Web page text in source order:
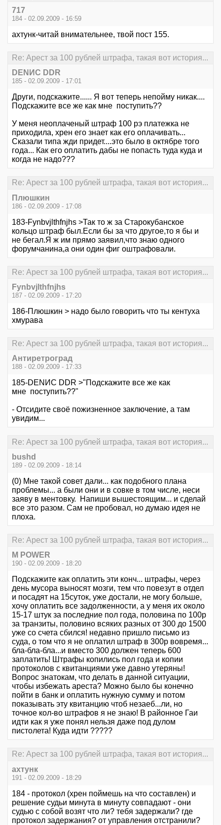
717
184 - 02.09.2009 - 16:59
ахтунк-читай внимательнее, твой пост 155.
Re: Арест за 100 рублей штрафа, такая вот история...
DENИС DDR
185 - 02.09.2009 - 17:01
Други, подскажите...... Я вот теперь непойму никак....
Подскажите все же как мне поступить??
У меня неоплаченый штраф 100 рэ платежка не
приходила, хрен его знает как его оплачивать...
Сказали типа жди придет....это было в октябре того
года... Как его оплатить дабы не попасть туда куда и
когда не надо???
Re: Арест за 100 рублей штрафа, такая вот история...
Плюшкин
186 - 02.09.2009 - 17:08
183-Fynbvjlthfnjhs >Так то ж за Старокубанское
кольцо штраф был.Если бы за что другое,то я бы и
не бегал.Я ж им прямо заявил,что знаю одного
форумчанина,а они один фиг оштрафовали.
Re: Арест за 100 рублей штрафа, такая вот история...
Fynbvjlthfnjhs
187 - 02.09.2009 - 17:20
186-Плюшкин > надо было говорить что ты кентуха
хмурава
Re: Арест за 100 рублей штрафа, такая вот история...
Антиретроград
188 - 02.09.2009 - 17:33
185-DENИС DDR >"Подскажите все же как
мне поступить??"
- Отсидите своё пожизненное заключение, а там
увидим...
Re: Арест за 100 рублей штрафа, такая вот история...
bushd
189 - 02.09.2009 - 18:14
(0) Мне такой совет дали... как подобного плана
проблемы... а были они и в совке в том числе, неси
заяву в ментовку. Напиши вышестоящим... и сделай
все это разом. Сам не пробовал, но думаю идея не
плоха.
Re: Арест за 100 рублей штрафа, такая вот история...
M POWER
190 - 02.09.2009 - 18:20
Подскажите как оплатить эти конч... штрафы, через
день мусора выносят мозги, тем что повезут в отдел
и посадят на 15суток, уже достали, не могу больше,
хочу оплатить все задолженности, а у меня их около
15-17 штук за последние пол года, половина по 100р
за транзиты, половино всяких разных от 300 до 1500
уже со счета сбился! недавно пришло письмо из
суда, о том что я не оплатил штраф в 300р вовремя...
бла-бла-бла...и вместо 300 должен теперь 600
заплатить! Штрафы копились пол года и копии
протоколов с квитанциями уже давно утеряны!
Вопрос знатокам, что делать в данной ситуации,
чтобы избежать ареста? Можно было бы конечно
пойти в банк и оплатить нужную сумму и потом
показывать эту квитанцию чтоб незаеб...ли, но
точное кол-во штрафов я не знаю! В районное Гаи
идти как я уже понял нельзя даже под дулом
пистолета! Куда идти ?????
Re: Арест за 100 рублей штрафа, такая вот история...
ахтунк
191 - 02.09.2009 - 18:29
184 - протокол (хрен поймешь на что составлен) и
решение судьи минута в минуту совпадают - они
судью с собой возят что ли? тебя задержали? где
протокол задержания? от управления отстранили?